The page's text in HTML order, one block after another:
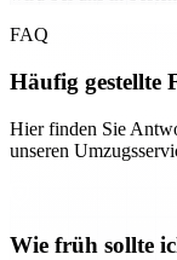
FAQ
Häufig gestellte
Hier finden Sie
unseren
Wie früh sollte